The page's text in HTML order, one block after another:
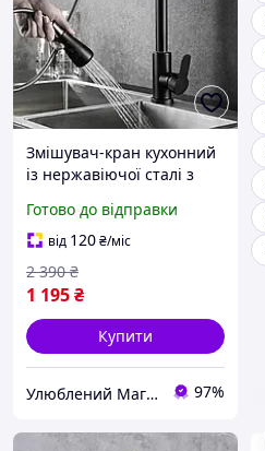
Змішувач-кран кухонний
із нержавіючої сталі з
режими Sofo Ultra
Premium Sus304_FL_Black
Готово до відправки
від 120₴/міс
1 195₴
2 390 ₴
Купити
Улюблений Магазин 97%